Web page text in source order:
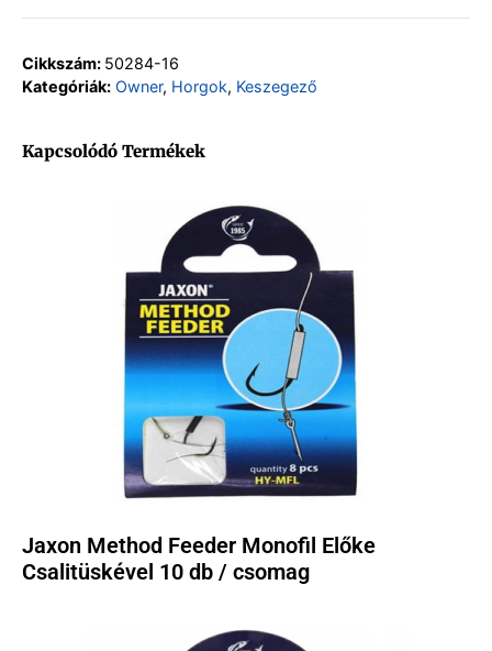
Cikkszám: 50284-16
Kategóriák: Owner, Horgok, Keszegező
Kapcsolódó Termékek
Jaxon Method Feeder Monofil Előke
Csalitüskével 10 db / csomag